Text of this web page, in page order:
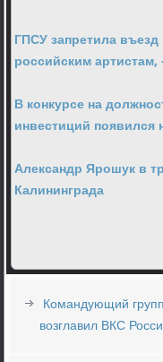
ГПСУ запретила
российским
В конкурсе на
инвестиций появился
Александр Ярошук в
Калининграда
Командующий
возглавил ВКС